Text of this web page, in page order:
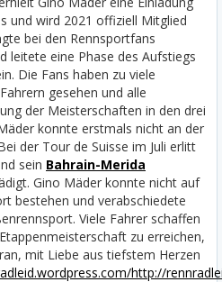
und wird 2021 offiziell Mitglied
bei den Rennsportfans
leitete eine Phase des Aufstiegs
Die Fans haben zu viele
gesehen und alle
der Meisterschaften in den drei
konnte erstmals nicht an der
der Tour de Suisse im Juli erlitt
sein Bahrain-Merida
Gino Mäder konnte nicht auf
bestehen und verabschiedete
Viele Fahrer schaffen
zu erreichen,
mit Liebe aus tiefstem Herzen
http://